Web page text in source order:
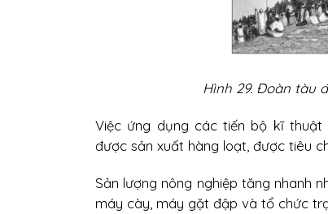
Hình 29. Đoàn tàu
Việc ứng dụng các tiến bộ kĩ
được sản xuất hàng loạt, được tiêu
Sản lượng nông nghiệp tăng nhanh
máy cày, máy gặt đập và tổ chức